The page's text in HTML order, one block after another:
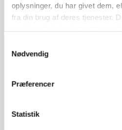
oplysninger, du har givet dem,
fra din brug af deres tjenester.
Nødvendig
Præferencer
Statistik
BUSINESS
marked for biokul
»Nu stopper I«: